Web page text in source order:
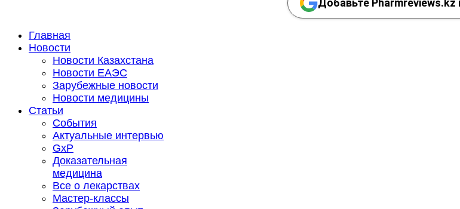
Добавьте Pharmreviews.kz
Главная
Новости
Новости Казахстана
Новости ЕАЭС
Зарубежные новости
Новости медицины
Статьи
События
Актуальные интервью
GxP
Доказательная
медицина
Все о лекарствах
Мастер-классы